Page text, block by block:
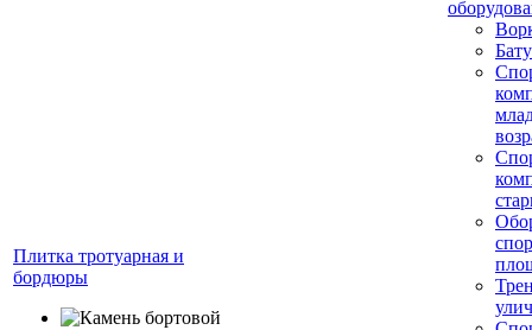
Плитка тротуарная и
бордюры